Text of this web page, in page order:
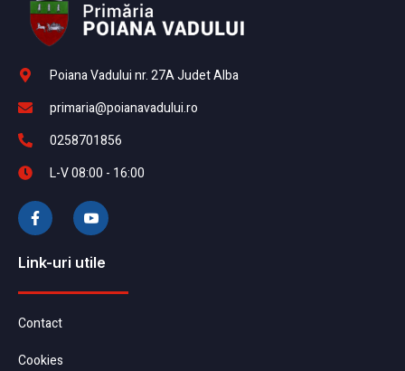
Poiana Vadului nr. 27A Judet Alba
primaria@poianavadului.ro
0258701856
L-V 08:00 - 16:00
Link-uri utile
Contact
Cookies